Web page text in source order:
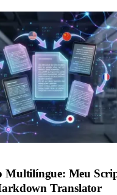
Multilíngue: Meu
Translator